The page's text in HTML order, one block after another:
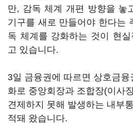
만, 감독 체계 개편 방향을 놓
기구를 새로 만들어야 한다는
독 체계를 강화하는 것이 현
고 있습니다.
3일 금융권에 따르면 상호금융
화로 중앙회장과 조합장(이사
견제하지 못해 발생하는 내부
적돼 왔습니다.